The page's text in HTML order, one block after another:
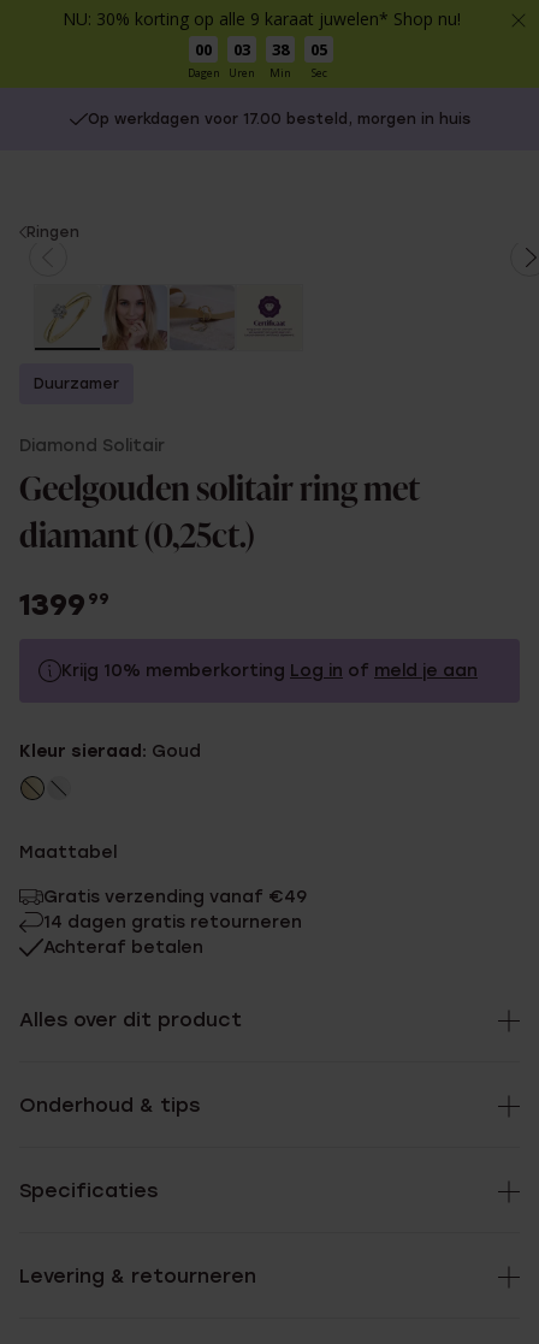
NU: 30% korting op alle 9 karaat juwelen* Shop nu!
00
Dagen
03
Uren
38
Min
05
Sec
Op werkdagen voor 17.00 besteld, morgen in huis
You
Ringen
Duurzamer
Diamond Solitair
Geelgouden solitair ring met
diamant (0,25ct.)
1399 99
Krijg 10% memberkorting Log in of meld je aan
Zonder memberkorting
Kleur sieraad: Goud
Maattabel
Gratis verzending vanaf €49
14 dagen gratis retourneren
Achteraf betalen
Alles over dit product
Onderhoud & tips
Specificaties
Levering & retourneren